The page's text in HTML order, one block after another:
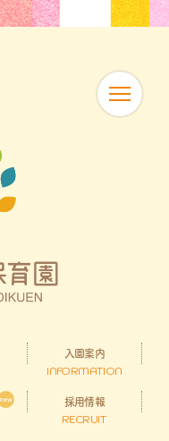
入園案内
INFORMATION
採用情報
RECRUIT